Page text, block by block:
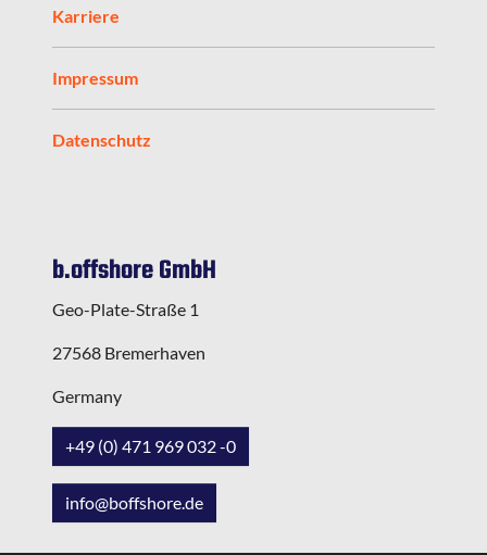
Karriere
Impressum
Datenschutz
b.offshore GmbH
Geo-Plate-Straße 1
27568 Bremerhaven
Germany
+49 (0) 471 969 032 -0
info@boffshore.de